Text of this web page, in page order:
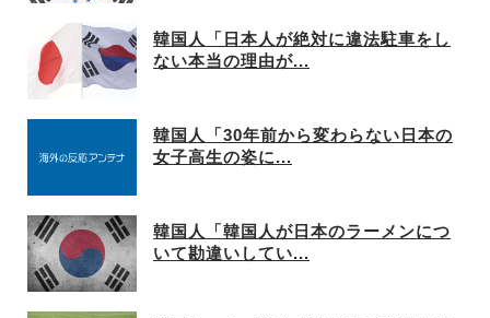
韓国人「日本人が絶対に違法駐車をし
ない本当の理由が...
韓国人「30年前から変わらない日本の
女子高生の姿に...
韓国人「韓国人が日本のラーメンにつ
いて勘違いしてい...